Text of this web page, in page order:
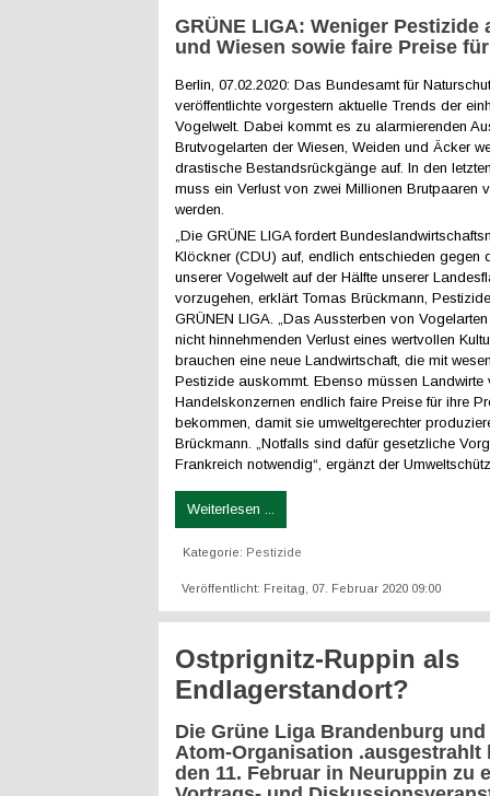
GRÜNE LIGA: Weniger Pestizide
und Wiesen sowie faire Preise
Berlin, 07.02.2020: Das Bundesamt für
veröffentlichte vorgestern aktuelle Trends der
Vogelwelt. Dabei kommt es zu alarmierenden
Brutvogelarten der Wiesen, Weiden und Äcker
drastische Bestandsrückgänge auf. In den
muss ein Verlust von zwei Millionen Brutpaaren
werden.
„Die GRÜNE LIGA fordert
Klöckner (CDU) auf, endlich entschieden gegen
unserer Vogelwelt auf der Hälfte unserer
vorzugehen, erklärt Tomas Brückmann,
GRÜNEN LIGA. „Das Aussterben von
nicht hinnehmenden Verlust eines wertvollen
brauchen eine neue Landwirtschaft, die mit
Pestizide auskommt. Ebenso müssen Landwirte
Handelskonzernen endlich faire Preise für ihre
bekommen, damit sie umweltgerechter
Brückmann. „Notfalls sind dafür gesetzliche
Frankreich notwendig“, ergänzt der
Weiterlesen ...
Kategorie: Pestizide
Veröffentlicht: Freitag, 07. Februar 2020 09:00
Ostprignitz-Ruppin als
Endlagerstandort?
Die Grüne Liga Brandenburg
Atom-Organisation .ausgestrahlt
den 11. Februar in Neuruppin zu